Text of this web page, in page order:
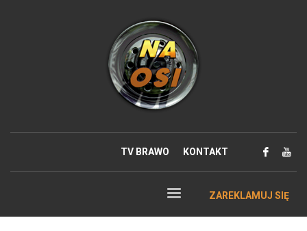
TV BRAWO KONTAKT
ZAREKLAMUJ SIĘ